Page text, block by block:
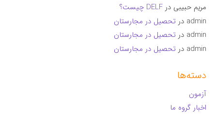
مریم حبیبی درDELF چیست؟
admin در تحصیل در مجارستان
admin در تحصیل در مجارستان
admin در تحصیل در مجارستان
دسته‌ها
آزمون
اخبار گروه ما